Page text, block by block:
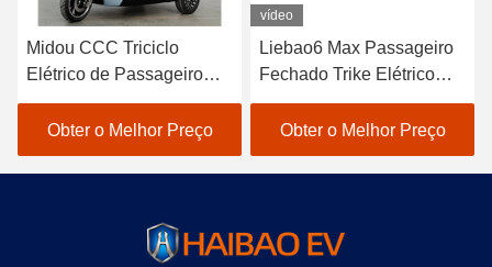
Midou CCC Triciclo
Elétrico de Passageiro
Triciclo Elétrico de 3
Rodas para Passageiro
Obter o Melhor Preço
vídeo
Liebao6 Max Passageiro
Fechado Trike Elétrico
Três Rodas Passageiro
Triciclo Elétrico
Obter o Melhor Preço